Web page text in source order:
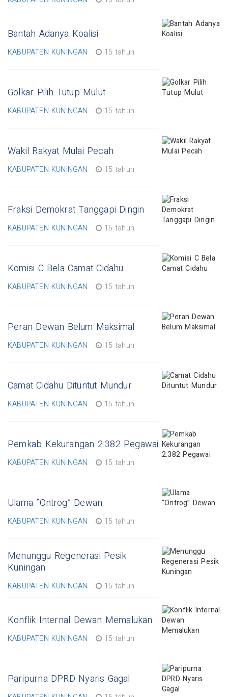
Bantah Adanya Koalisi
KABUPATEN KUNINGAN 15 tahun
Golkar Pilih Tutup Mulut
KABUPATEN KUNINGAN 15 tahun
Wakil Rakyat Mulai Pecah
KABUPATEN KUNINGAN 15 tahun
Fraksi Demokrat Tanggapi Dingin
KABUPATEN KUNINGAN 15 tahun
Komisi C Bela Camat Cidahu
KABUPATEN KUNINGAN 15 tahun
Peran Dewan Belum Maksimal
KABUPATEN KUNINGAN 15 tahun
Camat Cidahu Dituntut Mundur
KABUPATEN KUNINGAN 15 tahun
Pemkab Kekurangan 2.382 Pegawai
KABUPATEN KUNINGAN 15 tahun
Ulama ”Ontrog” Dewan
KABUPATEN KUNINGAN 15 tahun
Menunggu Regenerasi Pesik
Kuningan
KABUPATEN KUNINGAN 15 tahun
Konflik Internal Dewan Memalukan
KABUPATEN KUNINGAN 15 tahun
Paripurna DPRD Nyaris Gagal